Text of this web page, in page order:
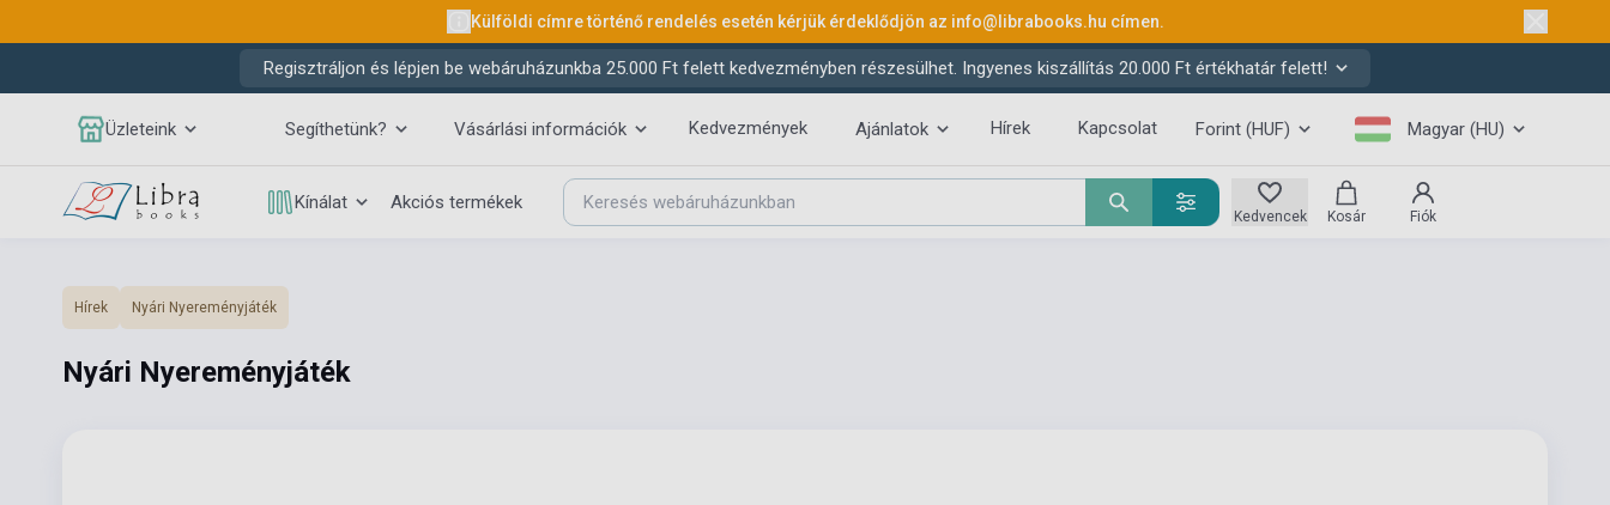
Külföldi címre történő rendelés esetén kérjük érdeklődjön az info@librabooks.hu címen.
Regisztráljon és lépjen be webáruházunkba 25.000 Ft felett kedvezményben részesülhet. Ingyenes kiszállítás 20.000 Ft értékhatár felett!
Üzleteink Segíthetünk? Vásárlási információk Kedvezmények Ajánlatok Hírek Kapcsolat Forint (HUF) Magyar (HU)
Kínálat Akciós termékek
Kedvencek Kosár Fiók
Hírek Nyári Nyereményjáték
Nyári Nyereményjáték